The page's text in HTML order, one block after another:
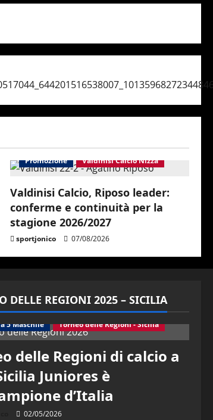
Promozione Valdinisi Calcio Nizza
Valdinisi Calcio, Riposo leader:
conferme e continuità per la
stagione 2026/2027
sportjonico 07/08/2026
DELLE REGIONI 2025 – SICILIA
5 Maschile Torneo delle Regioni - Sicilia
delle Regioni di calcio a
Juniores è
d’Italia
02/05/2026